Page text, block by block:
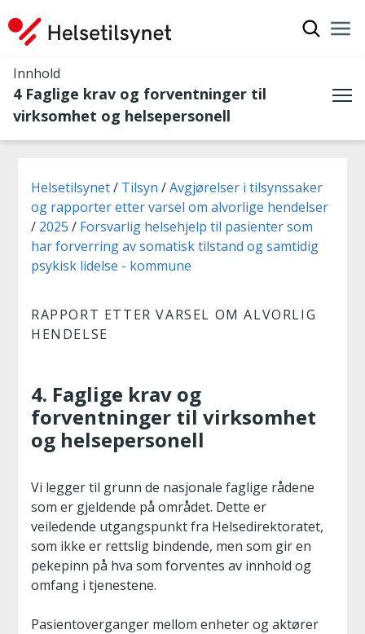
Innhold
4 Faglige krav og forventninger til
virksomhet og helsepersonell
Du er her:
Helsetilsynet Tilsyn
Avgjørelser i tilsynssaker
og rapporter etter varsel om alvorlige hendelser
2025
Forsvarlig helsehjelp til pasienter som
har forverring av somatisk tilstand og samtidig
psykisk lidelse - kommune
RAPPORT ETTER VARSEL OM ALVORLIG
HENDELSE
4. Faglige krav og
forventninger til virksomhet
og helsepersonell
Vi legger til grunn de nasjonale faglige rådene
som er gjeldende på området. Dette er
veiledende utgangspunkt fra Helsedirektoratet,
som ikke er rettslig bindende, men som gir en
pekepinn på hva som forventes av innhold og
omfang i tjenestene.
Pasientoverganger mellom enheter og aktører